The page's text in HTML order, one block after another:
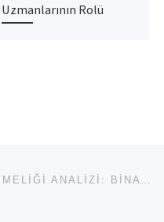
Uzmanlarının Rolü
2025 YENI YANGIN YÖNETMELIĞI ANALIZI: BINA YÖNETICILERI, İŞLETMELER VE UZMANLAR İÇIN KAPSAMLI REHBER